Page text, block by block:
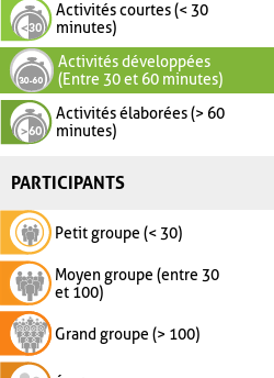
Activités courtes (< 30
minutes)
Activités développées
(Entre 30 et 60 minutes)
Activités élaborées (> 60
minutes)
PARTICIPANTS
Petit groupe (< 30)
Moyen groupe (entre 30
et 100)
Grand groupe (> 100)